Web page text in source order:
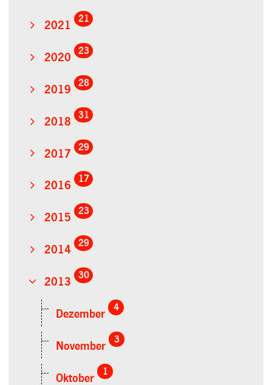
2021
21
2020
23
2019
28
2018
31
2017
29
2016
17
2015
23
2014
29
2013
30
Dezember
4
November
3
Oktober
1